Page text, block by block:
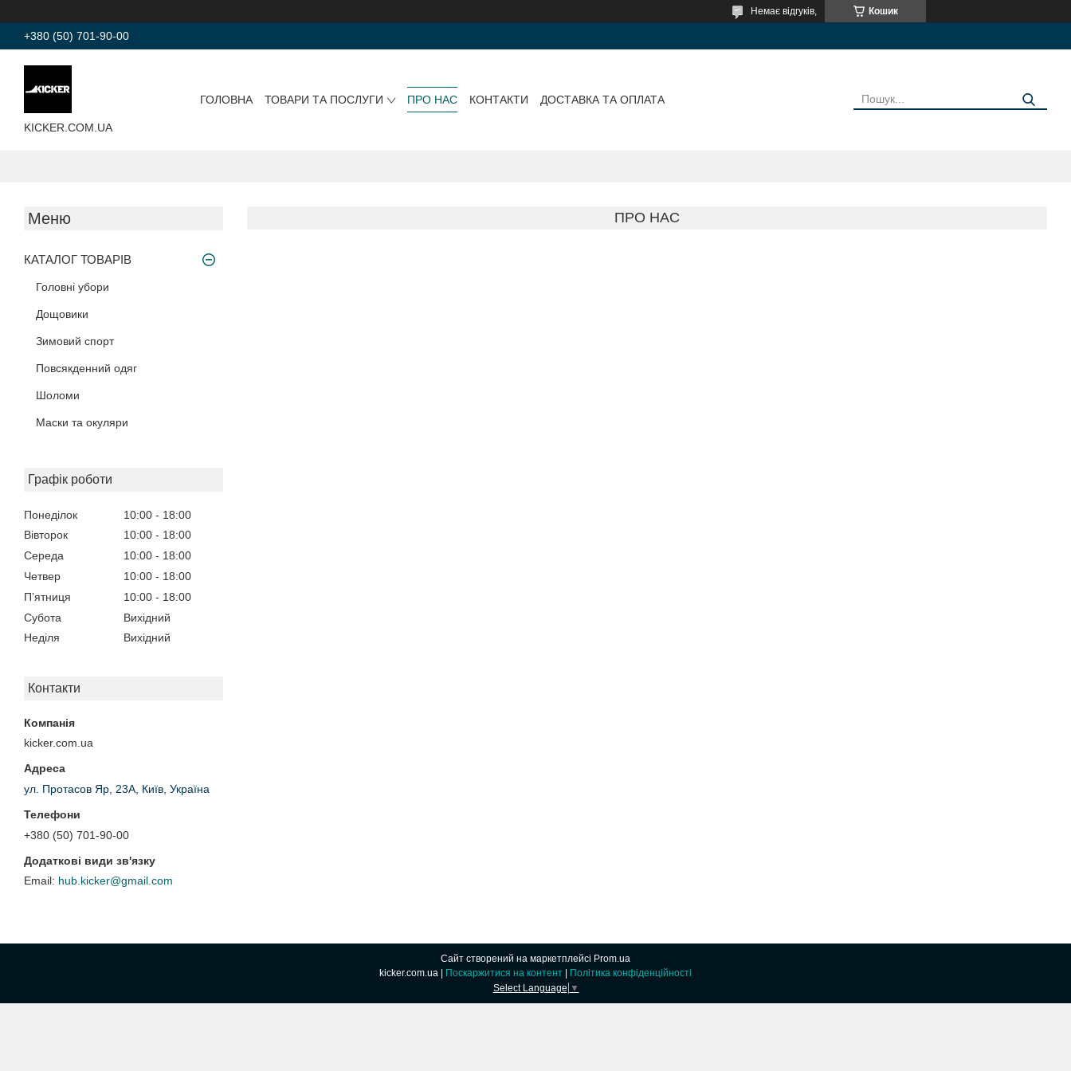
Кошик
Немає відгуків,
+380 (50) 701-90-00
KICKER.COM.UA
ГОЛОВНА ТОВАРИ ТА ПОСЛУГИ ПРО НАС КОНТАКТИ ДОСТАВКА ТА ОПЛАТА
КАТАЛОГ ТОВАРІВ
Головні убори
Дощовики
Зимовий спорт
Повсякденний одяг
Шоломи
Маски та окуляри
Графік роботи
Понеділок 10:00
18:00
Вівторок
10:00
18:00
Середа
10:00
18:00
Четвер
10:00
18:00
Пʼятниця
10:00
18:00
Субота
Вихідний
Неділя
Вихідний
Контакти
kicker.com.ua
ул. Протасов Яр, 23А, Київ, Україна
+380 (50) 701-90-00
hub.kicker@gmail.com
ПРО НАС
Сайт створений на маркетплейсі Prom.ua
Поскаржитися на контент
Політика конфіденційності
Select Language ▼